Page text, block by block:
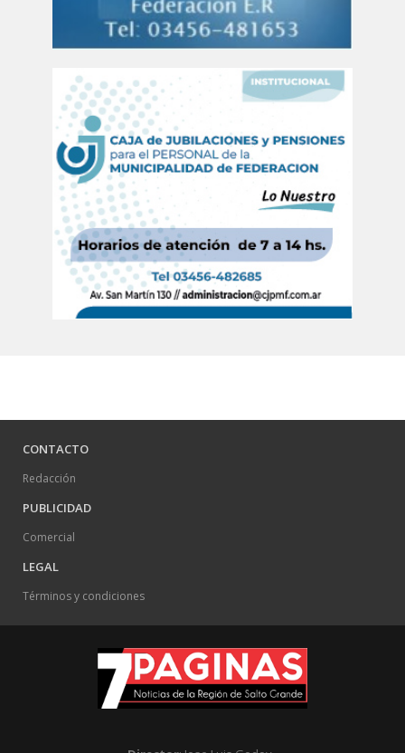
CONTACTO
Redacción
PUBLICIDAD
Comercial
LEGAL
Términos y condiciones